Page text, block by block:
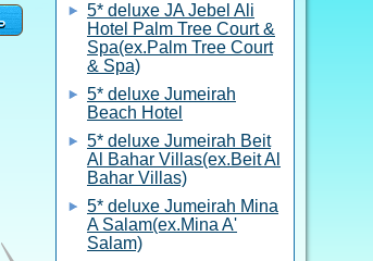
5* deluxe JA Jebel Ali
Hotel Palm Tree Court &
Spa(ex.Palm Tree Court
& Spa)
5* deluxe Jumeirah
Beach Hotel
5* deluxe Jumeirah Beit
Al Bahar Villas(ex.Beit Al
Bahar Villas)
5* deluxe Jumeirah Mina
A Salam(ex.Mina A'
Salam)